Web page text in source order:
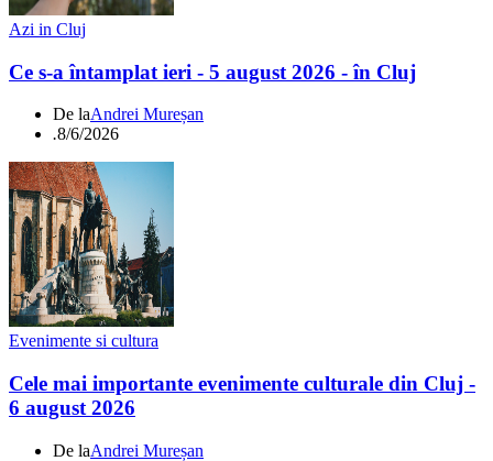
Azi in Cluj
Ce s-a întamplat ieri - 5 august 2026 - în Cluj
De laAndrei Mureșan
.8/6/2026
Evenimente si cultura
Cele mai importante evenimente culturale din Cluj -
6 august 2026
De laAndrei Mureșan